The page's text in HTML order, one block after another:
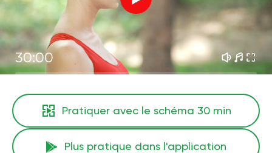
30:00
Pratiquer avec le schéma 30 min
Plus pratique dans l'application